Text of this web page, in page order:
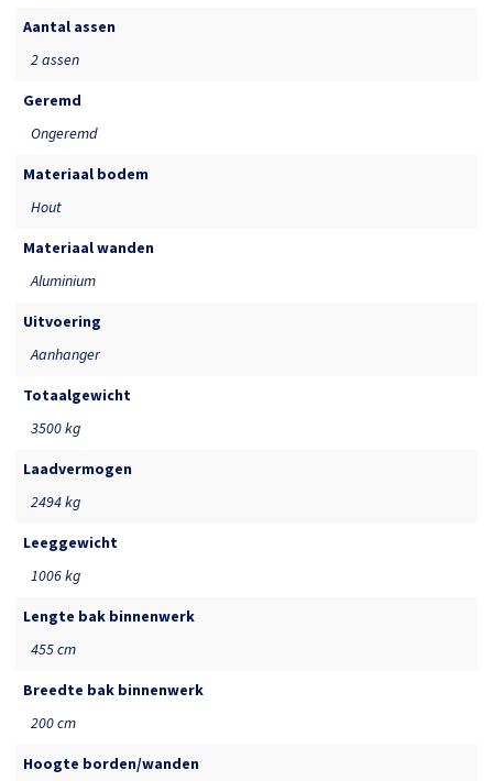
Aantal assen
2 assen
Geremd
Ongeremd
Materiaal bodem
Hout
Materiaal wanden
Aluminium
Uitvoering
Aanhanger
Totaalgewicht
3500 kg
Laadvermogen
2494 kg
Leeggewicht
1006 kg
Lengte bak binnenwerk
455 cm
Breedte bak binnenwerk
200 cm
Hoogte borden/wanden